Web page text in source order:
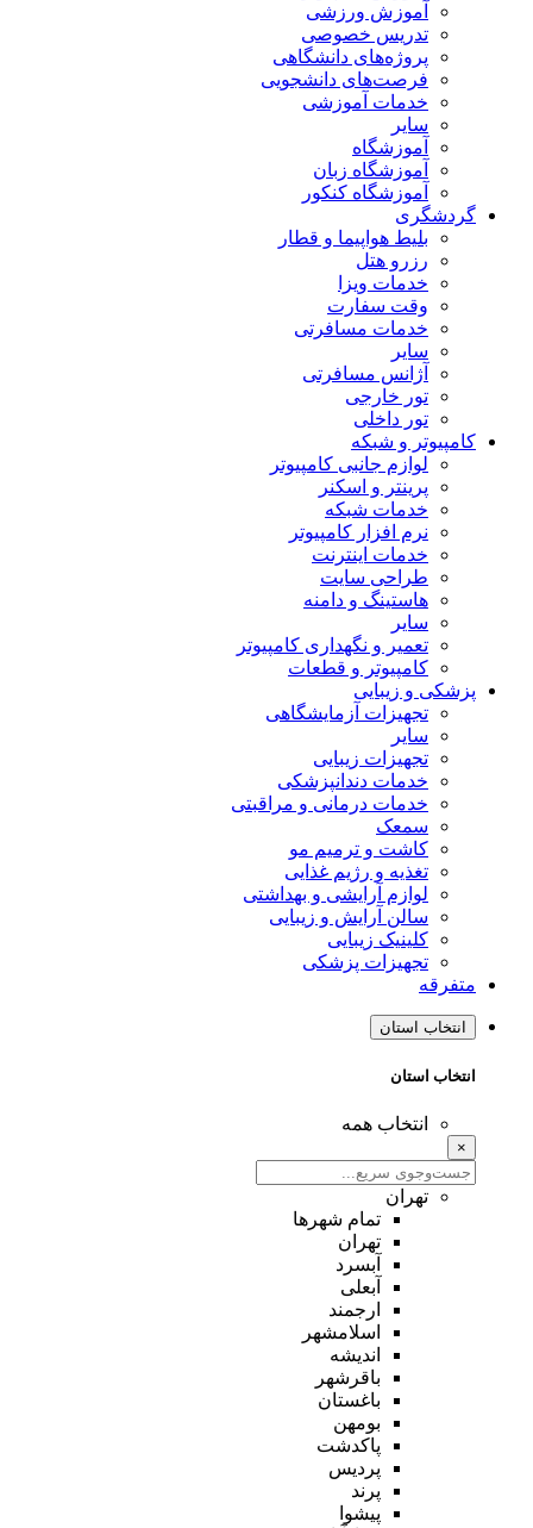
آموزش ورزشی
تدریس خصوصی
پروژه‌های دانشگاهی
فرصت‌های دانشجویی
خدمات آموزشی
سایر
آموزشگاه
آموزشگاه زبان
آموزشگاه کنکور
گردشگری
بلیط هواپیما و قطار
رزرو هتل
خدمات ویزا
وقت سفارت
خدمات مسافرتی
سایر
آژانس مسافرتی
تور خارجی
تور داخلی
کامپیوتر و شبکه
لوازم جانبی کامپیوتر
پرینتر و اسکنر
خدمات شبکه
نرم افزار کامپیوتر
خدمات اینترنت
طراحی سایت
هاستینگ و دامنه
سایر
تعمیر و نگهداری کامپیوتر
کامپیوتر و قطعات
پزشکی و زیبایی
تجهیزات آزمایشگاهی
سایر
تجهیزات زیبایی
خدمات دندانپزشکی
خدمات درمانی و مراقبتی
سمعک
کاشت و ترمیم مو
تغذیه و رژیم غذایی
لوازم آرایشی و بهداشتی
سالن آرایش و زیبایی
کلینیک زیبایی
تجهیزات پزشکی
متفرقه
انتخاب استان
انتخاب استان
انتخاب همه
×
تهران
تمام شهر‌ها
تهران
آبسرد
آبعلی
ارجمند
اسلامشهر
اندیشه
باقرشهر
باغستان
بومهن
پاکدشت
پردیس
پرند
پیشوا